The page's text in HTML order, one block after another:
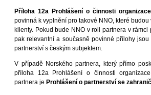
Příloha 12a Prohlášení o činnosti
povinná k vyplnění pro takové NNO, které
klienty. Pokud bude NNO v roli partnera v
pak relevantní a současně povinné přílohy
partnerství s českým subjektem.
V případě Norského partnera, který přímo
příloha 12a Prohlášení o činnosti
partnera jeProhlášení o partnerství se